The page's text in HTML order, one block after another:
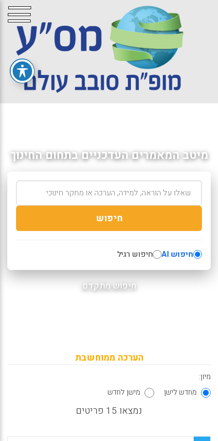
מיטב המאמרים העדכניים בתחום החינוך
חיפוש
חיפוש AI חיפוש רגיל
חיפוש מתקדם
הערכה ממוחשבת
מיון:
מחדש לישן
מישן לחדש
נמצאו 15 פריטים